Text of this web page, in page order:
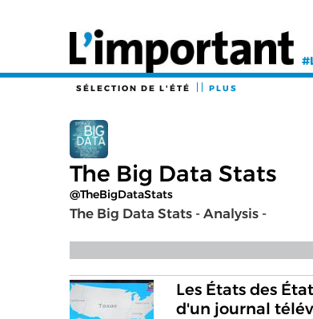
SÉLECTION DE L'ÉTÉ PLUS
The Big Data Stats
@TheBigDataStats
The Big Data Stats - Analysis -
Les États des
d'un journal